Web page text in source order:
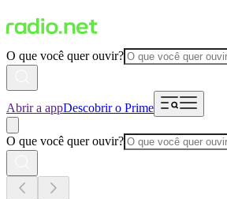
O que você quer ouvir?
Abrir a appDescobrir o Prime
O que você quer ouvir?